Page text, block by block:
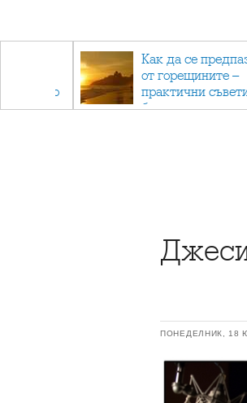
отново
Как да се
от горещините –
практични
безопасно лято
ПОНЕДЕЛНИК, 18